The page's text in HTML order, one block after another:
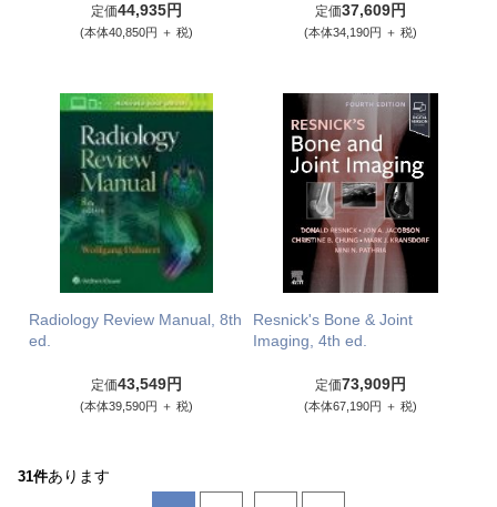
定価44,935円
(本体40,850円 ＋ 税)
定価37,609円
(本体34,190円 ＋ 税)
Radiology Review Manual, 8th
ed.
定価43,549円
(本体39,590円 ＋ 税)
Resnick's Bone & Joint
Imaging, 4th ed.
定価73,909円
(本体67,190円 ＋ 税)
31件あります